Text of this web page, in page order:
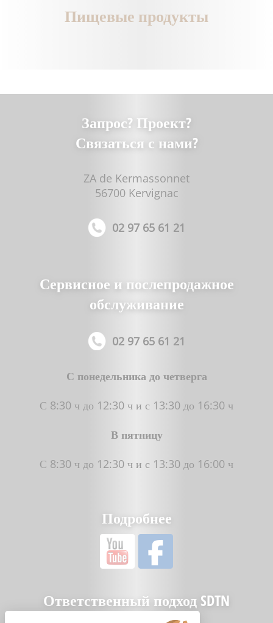
Пищевые продукты
Запрос? Проект?
Связаться с нами?
ZA de Kermassonnet
56700 Kervignac
02 97 65 61 21
Сервисное и послепродажное
обслуживание
02 97 65 61 21
С понедельника до четверга
С 8:30 ч до 12:30 ч и с 13:30 до 16:30 ч
В пятницу
С 8:30 ч до 12:30 ч и с 13:30 до 16:00 ч
Подробнее
Ответственный подход SDTN